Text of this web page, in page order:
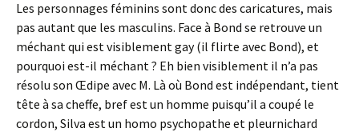
Les personnages féminins sont donc des caricatures, mais
pas autant que les masculins. Face à Bond se retrouve un
méchant qui est visiblement gay (il flirte avec Bond), et
pourquoi est-il méchant ? Eh bien visiblement il n’a pas
résolu son Œdipe avec M. Là où Bond est indépendant, tient
tête à sa cheffe, bref est un homme puisqu’il a coupé le
cordon, Silva est un homo psychopathe et pleurnichard